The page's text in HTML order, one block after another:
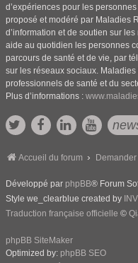
d’expériences pour les
proposé et modéré par Maladies
d’information et de soutien sur
aide au quotidien les personnes
parcours de santé et de vie, par
sur les réseaux sociaux.
professionnels de santé et du
Plus d’informations :
Accueil du forum
Développé par phpBB® Forum
Style we_clearblue created by
Traduction française officielle ©
phpBB SiteMaker
Optimized by: phpBB SEO